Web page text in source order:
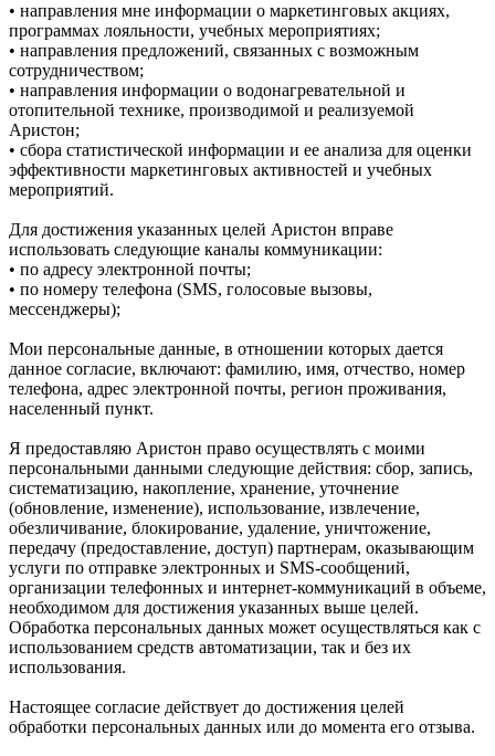
• направления мне информации о маркетинговых акциях,
программах лояльности, учебных мероприятиях;
• направления предложений, связанных с возможным
сотрудничеством;
• направления информации о водонагревательной и
отопительной технике, производимой и реализуемой
Аристон;
• сбора статистической информации и ее анализа для оценки
эффективности маркетинговых активностей и учебных
мероприятий.
Для достижения указанных целей Аристон вправе
использовать следующие каналы коммуникации:
• по адресу электронной почты;
• по номеру телефона (SMS, голосовые вызовы,
мессенджеры);
Мои персональные данные, в отношении которых дается
данное согласие, включают: фамилию, имя, отчество, номер
телефона, адрес электронной почты, регион проживания,
населенный пункт.
Я предоставляю Аристон право осуществлять с моими
персональными данными следующие действия: сбор, запись,
систематизацию, накопление, хранение, уточнение
(обновление, изменение), использование, извлечение,
обезличивание, блокирование, удаление, уничтожение,
передачу (предоставление, доступ) партнерам, оказывающим
услуги по отправке электронных и SMS‑сообщений,
организации телефонных и интернет‑коммуникаций в объеме,
необходимом для достижения указанных выше целей.
Обработка персональных данных может осуществляться как с
использованием средств автоматизации, так и без их
использования.
Настоящее согласие действует до достижения целей
обработки персональных данных или до момента его отзыва.